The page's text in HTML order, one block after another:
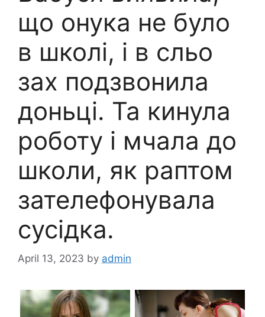
що онука не було
в школі, і в сльо
зах подзвонила
доньці. Та кинула
роботу і мчала до
школи, як раптом
зателефонувала
сусідка.
April 13, 2023 by admin